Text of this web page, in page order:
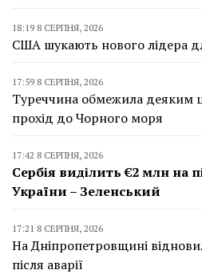
18:19 8 СЕРПНЯ, 2026
США шукають нового лідера
17:59 8 СЕРПНЯ, 2026
Туреччина обмежила деяким
прохід до Чорного моря
17:42 8 СЕРПНЯ, 2026
Сербія виділить €2 млн на
України – Зеленський
17:21 8 СЕРПНЯ, 2026
На Дніпропетровщині
після аварії